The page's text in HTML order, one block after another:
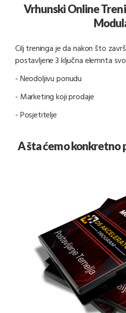
Vrhunski Online
Cilj treninga je da nakon što
postavljene 3 ključna elemnta
- Neodoljivu ponudu
- Marketing koji prodaje
- Posjetitelje
A šta ćemo konkretno